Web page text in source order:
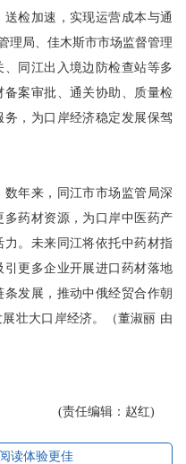
检加速，实现运营成本与通
理局、佳木斯市市场监督管理
同江出入境边防检查站等多
案审批、通关协助、质量检
，为口岸经济稳定发展保驾
年来，同江市市场监管局深
药材资源，为口岸中医药产
。未来同江将依托中药材指
更多企业开展进口药材落地
发展，推动中俄经贸合作朝
壮大口岸经济。（董淑丽 由
(责任编辑：赵红)
读体验更佳